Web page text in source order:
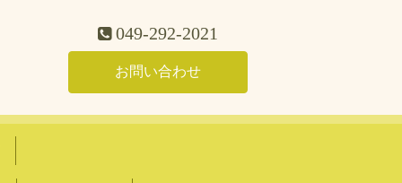
049-292-2021
お問い合わせ